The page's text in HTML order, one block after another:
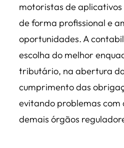
motoristas de
de forma profissional e
oportunidades. A
escolha do melhor
tributário, na abertura
cumprimento das
evitando problemas com
demais órgãos